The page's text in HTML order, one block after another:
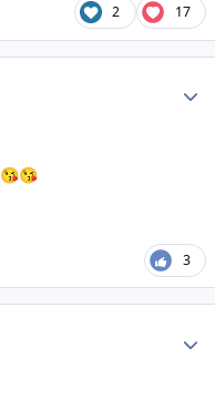
2 17
😘😘
3